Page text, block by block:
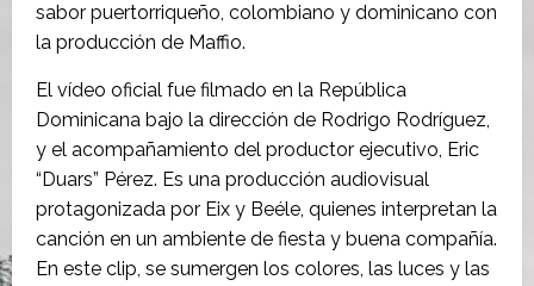
sabor puertorriqueño, colombiano y dominicano con
la producción de Maffio.
El vídeo oficial fue filmado en la República
Dominicana bajo la dirección de Rodrigo Rodríguez,
y el acompañamiento del productor ejecutivo, Eric
“Duars” Pérez. Es una producción audiovisual
protagonizada por Eix y Beéle, quienes interpretan la
canción en un ambiente de fiesta y buena compañía.
En este clip, se sumergen los colores, las luces y las